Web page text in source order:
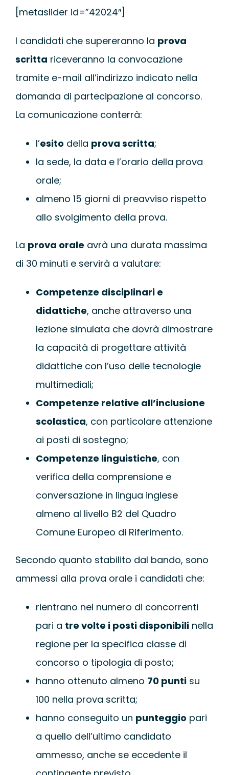
[metaslider id=”42024″]
I candidati che supereranno la prova
scritta riceveranno la convocazione
tramite e-mail all’indirizzo indicato nella
domanda di partecipazione al concorso.
La comunicazione conterrà:
l’esito della prova scritta;
la sede, la data e l’orario della prova
orale;
almeno 15 giorni di preavviso rispetto
allo svolgimento della prova.
La prova orale avrà una durata massima
di 30 minuti e servirà a valutare:
Competenze disciplinari e
didattiche, anche attraverso una
lezione simulata che dovrà dimostrare
la capacità di progettare attività
didattiche con l’uso delle tecnologie
multimediali;
Competenze relative all’inclusione
scolastica, con particolare attenzione
ai posti di sostegno;
Competenze linguistiche, con
verifica della comprensione e
conversazione in lingua inglese
almeno al livello B2 del Quadro
Comune Europeo di Riferimento.
Secondo quanto stabilito dal bando, sono
ammessi alla prova orale i candidati che:
rientrano nel numero di concorrenti
pari a tre volte i posti disponibilinella
regione per la specifica classe di
concorso o tipologia di posto;
hanno ottenuto almeno 70 puntisu
100 nella prova scritta;
hanno conseguito un punteggio pari
a quello dell’ultimo candidato
ammesso, anche se eccedente il